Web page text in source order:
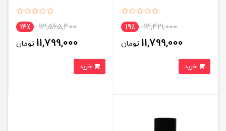
14,421,000 19٪
11,799,000 تومان
13,565,400 14٪
11,799,000 تومان